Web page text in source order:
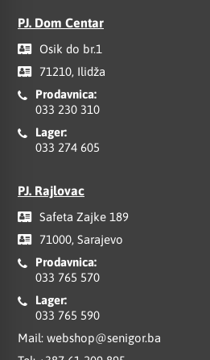
PJ. Dom Centar
Osik do br.1
71210, Ilidža
Prodavnica:
033 230 310
Lager:
033 274 605
PJ. Rajlovac
Safeta Zajke 189
71000, Sarajevo
Prodavnica:
033 765 570
Lager:
033 765 590
Mail: webshop@senigor.ba